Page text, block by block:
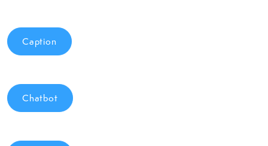
Caption
Chatbot